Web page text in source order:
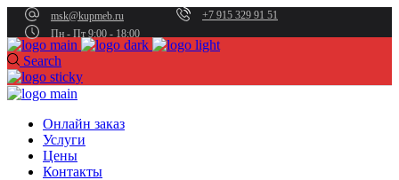
msk@kupmeb.ru
+7 915 329 91 51
Пн - Пт 9:00 - 18:00
Search
Онлайн заказ
Услуги
Цены
Контакты